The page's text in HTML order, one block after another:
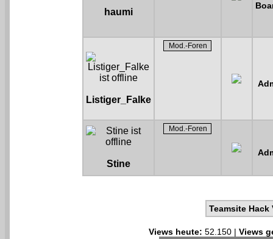
haumi
Listiger_Falke
Stine
Teamsite Hack
Views heute: 52.150 | Views